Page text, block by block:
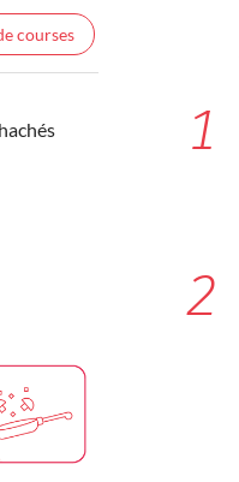
courses
1
2